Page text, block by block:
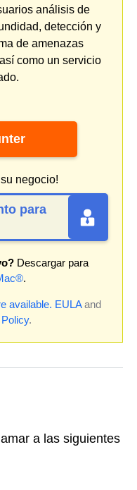
análisis de
detección y
de amenazas
como un servicio
negocio!
para
Descargar para
.
available. EULAand
.
a las siguientes